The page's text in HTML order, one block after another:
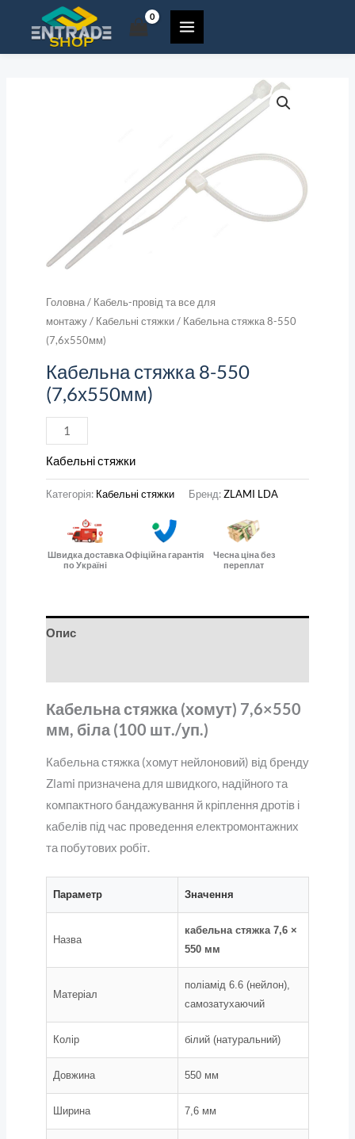
вмісту
Головна/ Кабель-провід та все для
монтажу/ Кабельні стяжки/ Кабельна стяжка 8-550
(7,6х550мм)
Кабельна стяжка 8-550
(7,6х550мм)
Кабельні стяжки
Категорія: Кабельні стяжки Бренд:ZLAMI LDA
Швидка доставка
по Україні
Офіційна гарантія
Чесна ціна без
переплат
Опис
Кабельна стяжка (хомут) 7,6×550
мм, біла (100 шт./уп.)
Кабельна стяжка (хомут нейлоновий) від бренду
Zlami призначена для швидкого, надійного та
компактного бандажування й кріплення дротів і
кабелів під час проведення електромонтажних
та побутових робіт.
Параметр Значення
Назва
кабельна стяжка 7,6 ×
550 мм
Матеріал
поліамід 6.6 (нейлон),
самозатухаючий
Колір білий (натуральний)
Довжина 550 мм
Ширина 7,6 мм
550
(7,6х550мм)